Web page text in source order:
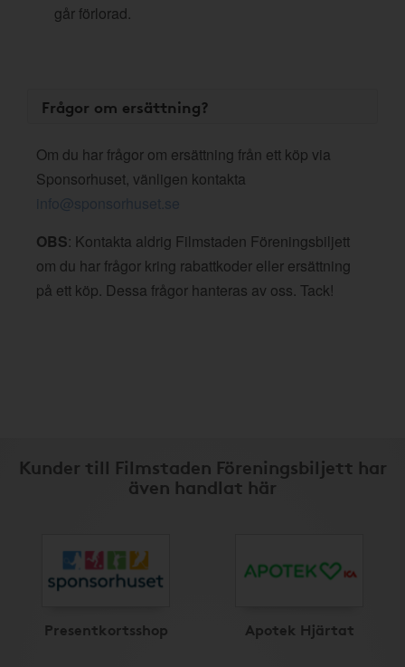
går förlorad.
Frågor om ersättning?
Om du har frågor om ersättning från ett köp via
Sponsorhuset, vänligen kontakta
info@sponsorhuset.se
OBS: Kontakta aldrig Filmstaden Föreningsbiljett
om du har frågor kring rabattkoder eller ersättning
på ett köp. Dessa frågor hanteras av oss. Tack!
Kunder till Filmstaden Föreningsbiljett har
även handlat här
Presentkortsshop Apotek Hjärtat